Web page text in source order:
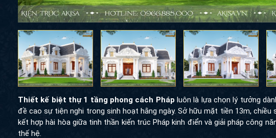
Thiết kế biệt thự 1 tầng phong cách Phápluôn là lựa chọn lý tưởng dành
cao sự tiện nghi trong sinh hoạt hằng ngày. Sở hữu mặt tiền 13m, chiều
hợp hài hòa giữa tinh thần kiến trúc Pháp kinh điển và giải pháp công
hệ.